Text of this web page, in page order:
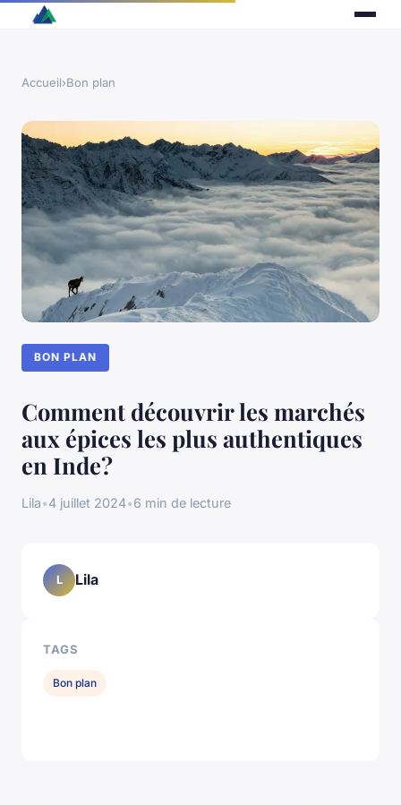
Accueil›Bon plan
BON PLAN
Comment découvrir les marchés
aux épices les plus authentiques
en Inde?
Lila•4 juillet 2024•6 min de lecture
L Lila
TAGS
Bon plan